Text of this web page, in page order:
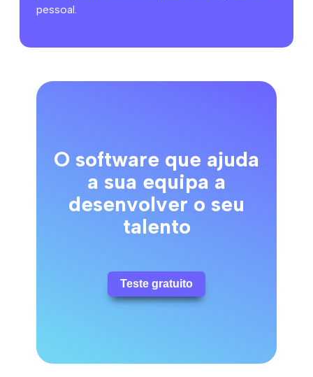
pessoal.
O software que ajuda
a sua equipa a
desenvolver o seu
talento
Teste gratuito